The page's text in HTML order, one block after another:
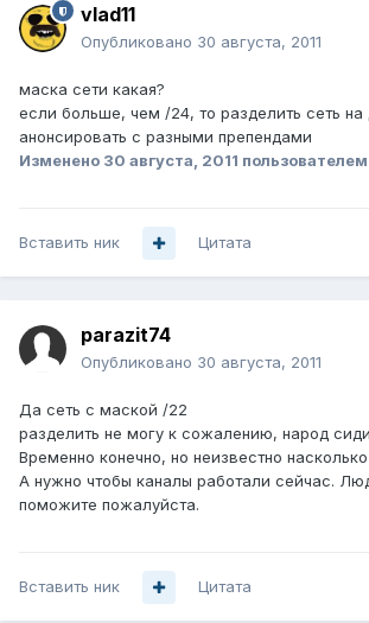
vlad11
Опубликовано 30 августа, 2011
маска сети какая?
если больше, чем /24, то разделить сеть на
анонсировать с разными препендами
Изменено 30 августа, 2011 пользователем
Вставить ник Цитата
parazit74
Опубликовано 30 августа, 2011
Да сеть с маской /22
разделить не могу к сожалению, народ
Временно конечно, но неизвестно насколько
А нужно чтобы каналы работали сейчас.
поможите пожалуйста.
Вставить ник Цитата